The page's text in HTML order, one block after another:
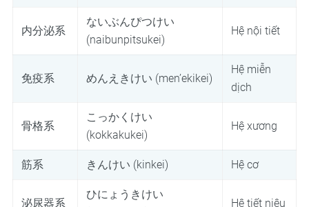
内分泌系
ないぶんぴつけい
(naibunpitsukei)
Hệ nội tiết
免疫系 めんえきけい (men’ekikei)
Hệ miễn
dịch
骨格系
こっかくけい
(kokkakukei)
Hệ xương
筋系 きんけい (kinkei) Hệ cơ
泌尿器系
ひにょうきけい
Hệ tiết niệu